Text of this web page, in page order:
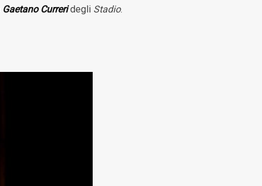
Gaetano Curreri degli Stadio.